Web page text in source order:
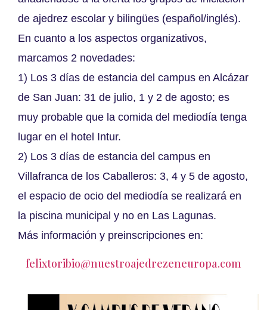
de ajedrez escolar y bilingües (español/inglés).
En cuanto a los aspectos organizativos,
marcamos 2 novedades:
1) Los 3 días de estancia del campus en Alcázar
de San Juan: 31 de julio, 1 y 2 de agosto; es
muy probable que la comida del mediodía tenga
lugar en el hotel Intur.
2) Los 3 días de estancia del campus en
Villafranca de los Caballeros: 3, 4 y 5 de agosto,
el espacio de ocio del mediodía se realizará en
la piscina municipal y no en Las Lagunas.
Más información y preinscripciones en:
felixtoribio@nuestroajedrezeneuropa.com